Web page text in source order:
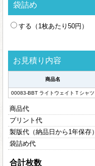
袋詰め
する（1枚あたり50円）
お見積り内容
商品名
00083-BBT ライトウェイトＴシャツ
商品代
プリント代
製版代（納品日から1年保存）
袋詰め代
合計枚数